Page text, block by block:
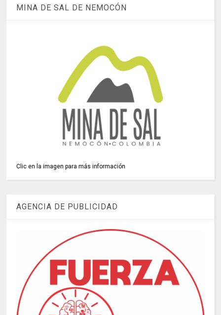
MINA DE SAL DE NEMOCÓN
Clic en la imagen para más información
AGENCIA DE PUBLICIDAD